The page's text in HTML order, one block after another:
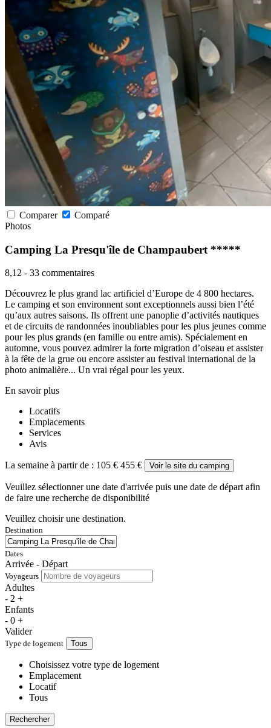
Comparer
Comparé
Photos
Camping La Presqu'île de Champaubert *****
8,12 - 33 commentaires
Découvrez le plus grand lac artificiel d’Europe de 4 800 hectares.
Le camping et son environnent sont exceptionnels aussi bien l’été
qu’aux autres saisons. Ils offrent une panoplie d’activités nautiques
et de circuits de randonnées inoubliables pour les plus jeunes comme
pour les plus grands (en famille ou entre amis). Spécialement en
automne, vous pouvez admirer la forte migration d’oiseau et assister
à la fête de la grue ou encore assister au festival international de la
photo animalière... Un vrai régal pour les yeux.
En savoir plus
Locatifs
Emplacements
Services
Avis
La semaine à partir de : 105 € 455 € Voir le site du camping
Veuillez sélectionner une date d'arrivée puis une date de départ afin
de faire une recherche de disponibilité
Veuillez choisir une destination.
Destination
Dates
Arrivée - Départ
Voyageurs
Adultes
- 2 +
Enfants
- 0 +
Valider
Type de logement Tous
Choisissez votre type de logement
Emplacement
Locatif
Tous
Rechercher